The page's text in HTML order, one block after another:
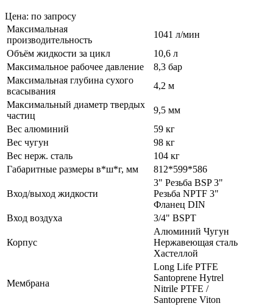
Цена: по запросу
Максимальная
производительность
1041 л/мин
Объём жидкости за цикл
10,6 л
Максимальное рабочее давление
8,3 бар
Максимальная глубина сухого
всасывания
4,2 м
Максимальный диаметр твердых
частиц
9,5 мм
Вес алюминий
59 кг
Вес чугун
98 кг
Вес нерж. сталь
104 кг
Габаритные размеры в*ш*г, мм
812*599*586
Вход/выход жидкости
3" Резьба BSP 3"
Резьба NPTF 3"
Фланец DIN
Вход воздуха
3/4" BSPT
Корпус
Алюминий Чугун
Нержавеющая сталь
Хастеллой
Мембрана
Long Life PTFE
Santoprene Hytrel
Nitrile PTFE /
Santoprene Viton